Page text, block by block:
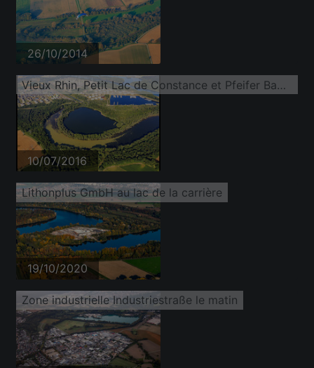
26/10/2014
Vieux Rhin, Petit Lac de Constance et Pfeifer Baggersee à Olhafen Karlsruhe
10/07/2016
Lithonplus GmbH au lac de la carrière
19/10/2020
Zone industrielle Industriestraße le matin